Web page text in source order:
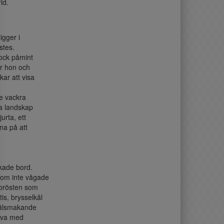
i
påmint
hon och
att visa
vackra
landskap
ett
på att
bord.
inte vågade
som
brysselkål
med